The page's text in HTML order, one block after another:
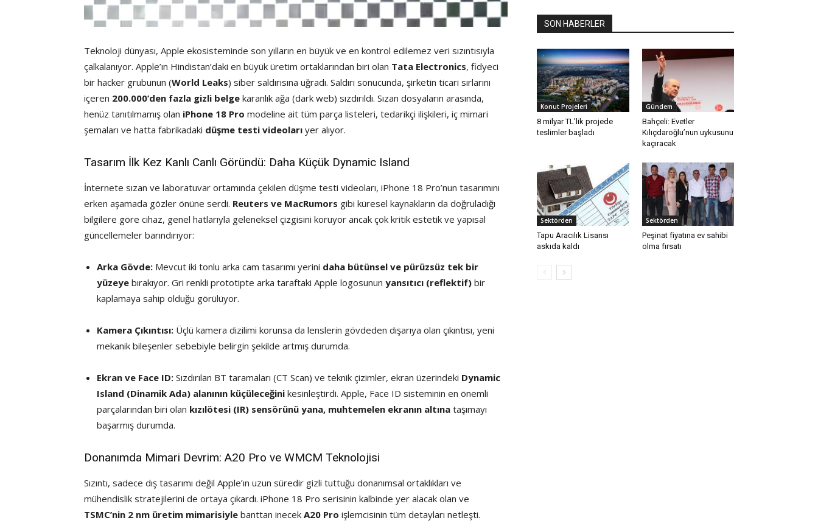
Teknoloji dünyası, Apple ekosisteminde son yılların en büyük ve en kontrol edilemez veri sızıntısıyla
çalkalanıyor. Apple’ın Hindistan’daki en büyük üretim ortaklarından biri olan Tata Electronics, fidyeci
bir hacker grubunun (World Leaks) siber saldırısına uğradı. Saldırı sonucunda, şirketin ticari sırlarını
içeren 200.000’den fazla gizli belge karanlık ağa (dark web) sızdırıldı. Sızan dosyaların arasında,
henüz tanıtılmamış olan iPhone 18 Pro modeline ait tüm parça listeleri, tedarikçi ilişkileri, iç mimari
şemaları ve hatta fabrikadaki düşme testi videoları yer alıyor.
Tasarım İlk Kez Kanlı Canlı Göründü: Daha Küçük Dynamic Island
İnternete sızan ve laboratuvar ortamında çekilen düşme testi videoları, iPhone 18 Pro’nun tasarımını
erken aşamada gözler önüne serdi. Reuters ve MacRumors gibi küresel kaynakların da doğruladığı
bilgilere göre cihaz, genel hatlarıyla geleneksel çizgisini koruyor ancak çok kritik estetik ve yapısal
güncellemeler barındırıyor:
Arka Gövde: Mevcut iki tonlu arka cam tasarımı yerini daha bütünsel ve pürüzsüz tek bir
yüzeye bırakıyor. Gri renkli prototipte arka taraftaki Apple logosunun yansıtıcı (reflektif) bir
kaplamaya sahip olduğu görülüyor.
Kamera Çıkıntısı: Üçlü kamera dizilimi korunsa da lenslerin gövdeden dışarıya olan çıkıntısı, yeni
mekanik bileşenler sebebiyle belirgin şekilde artmış durumda.
Ekran ve Face ID: Sızdırılan BT taramaları (CT Scan) ve teknik çizimler, ekran üzerindeki Dynamic
Island (Dinamik Ada) alanının küçüleceğini kesinleştirdi. Apple, Face ID sisteminin en önemli
parçalarından biri olan kızılötesi (IR) sensörünü yana, muhtemelen ekranın altına taşımayı
başarmış durumda.
Donanımda Mimari Devrim: A20 Pro ve WMCM Teknolojisi
Sızıntı, sadece dış tasarımı değil Apple’ın uzun süredir gizli tuttuğu donanımsal ortaklıkları ve
mühendislik stratejilerini de ortaya çıkardı. iPhone 18 Pro serisinin kalbinde yer alacak olan ve
TSMC’nin 2 nm üretim mimarisiyle banttan inecek A20 Pro işlemcisinin tüm detayları netleşti.
SON HABERLER
Konut Projeleri
8 milyar TL’lik projede
teslimler başladı
Gündem
Bahçeli: Evetler
Kılıçdaroğlu’nun uykusunu
kaçıracak
Sektörden
Tapu Aracılık Lisansı
askıda kaldı
Sektörden
Peşinat fiyatına ev sahibi
olma fırsatı